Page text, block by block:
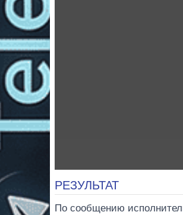
РЕЗУЛЬТАТ
По сообщению